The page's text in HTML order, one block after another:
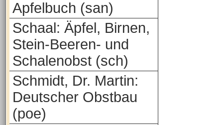
Apfelbuch (san)
Schaal: Äpfel, Birnen,
Stein-Beeren- und
Schalenobst (sch)
Schmidt, Dr. Martin:
Deutscher Obstbau
(poe)